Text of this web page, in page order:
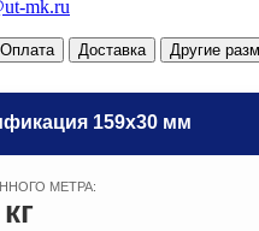
mk.ru
Оплата Доставка Другие
159х30 мм
МЕТРА: